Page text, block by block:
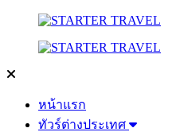
หน้าแรก
ทัวร์ต่างประเทศ